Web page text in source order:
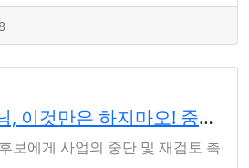
[지방선거] 시장님, 이것만은 하지마오! 중단해야 할 worst 34개 정책 발표
보에게 사업의 중단 및 재검토 촉